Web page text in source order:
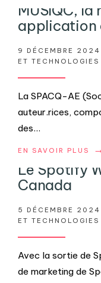
MUSIQC, la
application
9 DÉCEMBRE 2024
ET TECHNOLOGIES
La SPACQ-AE
auteur.rices,
des...
EN SAVOIR PLUS
Le Spotify
Canada
5 DÉCEMBRE 2024
ET TECHNOLOGIES
Avec la sortie de
de marketing de